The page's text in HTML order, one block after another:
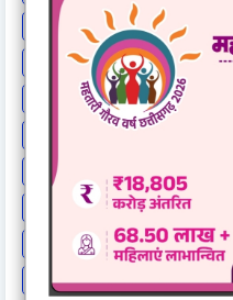
High Court
International
Lok Sabha Election 2024
New India Special Story
News India Special
Politics
Religion And Spirituality
sonia Gandhi
Sports
Train Cancel
Uttarpradesh